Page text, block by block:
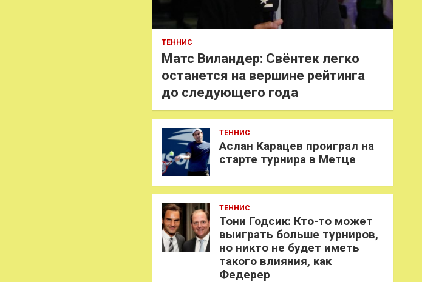
ТЕННИС
Матс Виландер: Свёнтек легко
останется на вершине рейтинга
до следующего года
ТЕННИС
Аслан Карацев проиграл на
старте турнира в Метце
ТЕННИС
Тони Годсик: Кто-то может
выиграть больше турниров,
но никто не будет иметь
такого влияния, как
Федерер